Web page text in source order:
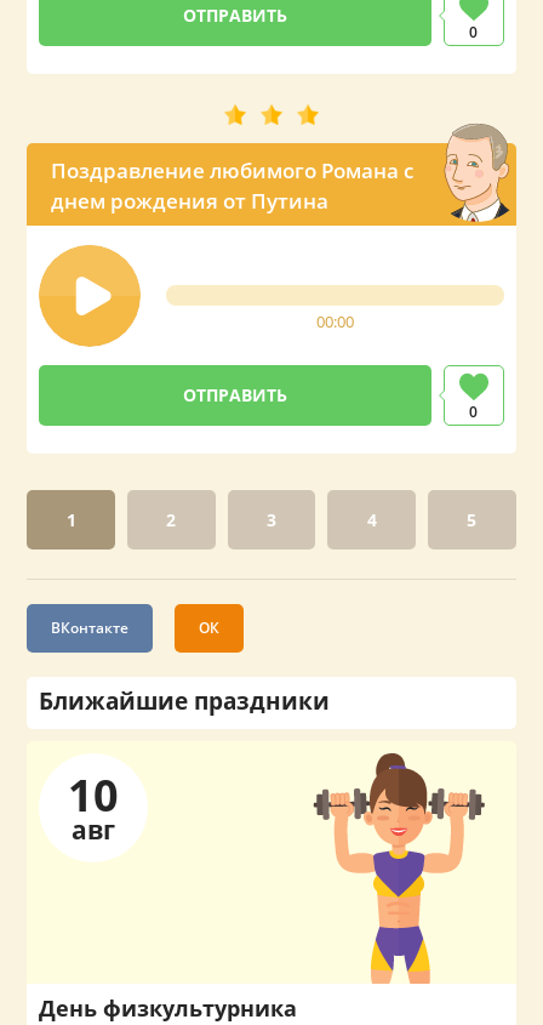
0
Поздравление любимого Романа с
днем рождения от Путина
00:00
0
1 2 3 4 5
ВКонтакте ОК
Ближайшие праздники
10
авг
День физкультурника